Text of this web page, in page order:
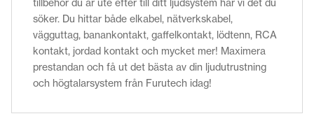
tillbehör du är ute efter till ditt ljudsystem har vi det du
söker. Du hittar både elkabel, nätverkskabel,
vägguttag, banankontakt, gaffelkontakt, lödtenn, RCA
kontakt, jordad kontakt och mycket mer! Maximera
prestandan och få ut det bästa av din ljudutrustning
och högtalarsystem från Furutech idag!